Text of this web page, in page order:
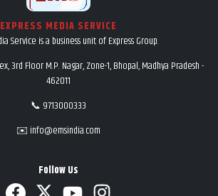
EXPRESS MEDIA SERVICE
Service is a business unit of Express Group.
3rd Floor M.P. Nagar, Zone-1, Bhopal, Madhya Pradesh -
462011
📞 9713000333
✉️ info@emsindia.com
Follow Us